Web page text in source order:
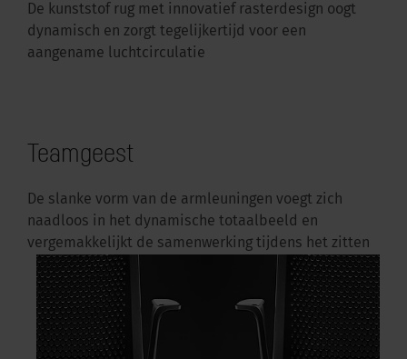
De kunststof rug met innovatief rasterdesign oogt
dynamisch en zorgt tegelijkertijd voor een
aangename luchtcirculatie
Teamgeest
De slanke vorm van de armleuningen voegt zich
naadloos in het dynamische totaalbeeld en
vergemakkelijkt de samenwerking tijdens het zitten